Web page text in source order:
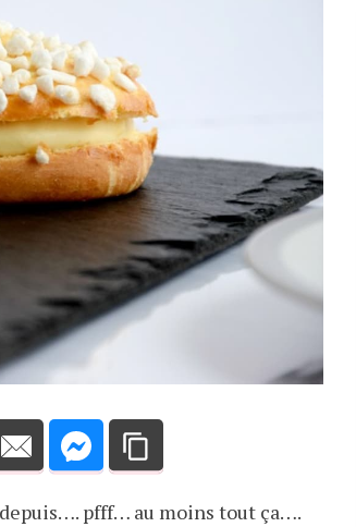
pfff… au moins tout ça….